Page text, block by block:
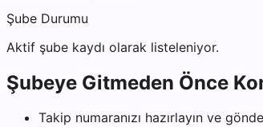
Şube Durumu
Aktif şube kaydı olarak listeleniyor.
Şubeye Gitmeden Önce
Takip numaranızı hazırlayın ve